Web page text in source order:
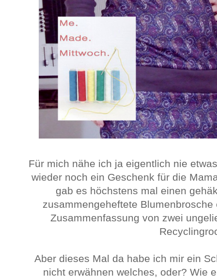
Für mich nähe ich ja eigentlich nie
wieder noch ein Geschenk für die
gab es höchstens mal einen
zusammengeheftete
Zusammenfassung von zwei
Aber dieses Mal da habe ich mir ein
nicht erwähnen welches, oder? Wie